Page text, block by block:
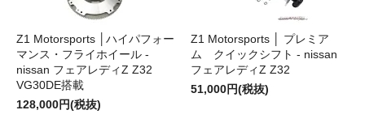
Z1 Motorsports │ハイパフォー
マンス・フライホイール -
nissan フェアレディZ Z32
VG30DE搭載
128,000円(税抜)
Z1 Motorsports │ プレミア
ム クイックシフト - nissan
フェアレディZ Z32
51,000円(税抜)